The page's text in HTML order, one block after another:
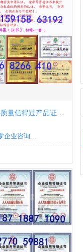
清远市贰零陆零企业咨询有限公司